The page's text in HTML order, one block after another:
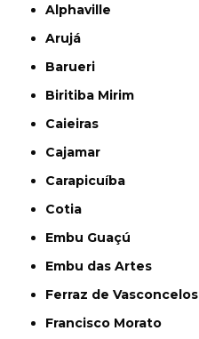
Alphaville
Arujá
Barueri
Biritiba Mirim
Caieiras
Cajamar
Carapicuíba
Cotia
Embu Guaçú
Embu das Artes
Ferraz de Vasconcelos
Francisco Morato